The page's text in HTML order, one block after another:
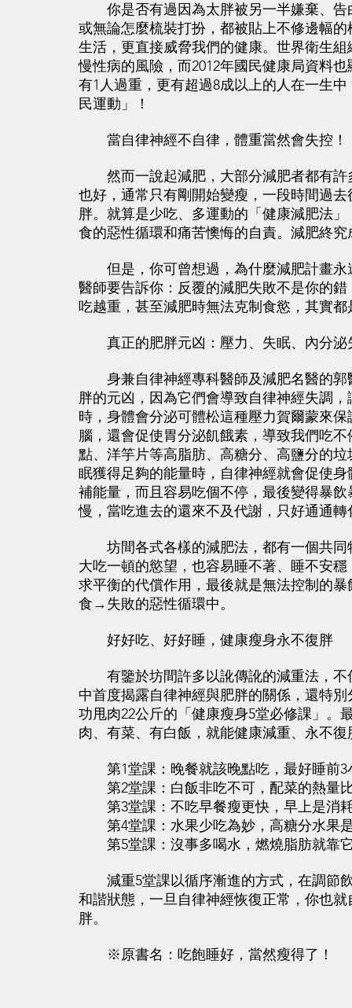
你是否有過因為太胖被另一半嫌棄、告
或無論怎麼梳裝打扮，都被貼上不修邊幅
生活，更直接威脅我們的健康。世界衛生
慢性病的風險，而2012年國民健康局資料
有1人過重，更有超過8成以上的人在一生
民運動」！
當自律神經不自律，體重當然會失控！
然而一說起減肥，大部分減肥者都有許
也好，通常只有剛開始變瘦，一段時間過
胖。就算是少吃、多運動的「健康減肥法
食的惡性循環和痛苦懊悔的自責。減肥終
但是，你可曾想過，為什麼減肥計畫永
醫師要告訴你：反覆的減肥失敗不是你的
吃越重，甚至減肥時無法克制食慾，其實
真正的肥胖元凶：壓力、失眠、內分泌
身兼自律神經專科醫師及減肥名醫的郭
胖的元凶，因為它們會導致自律神經失調
時，身體會分泌可體松這種壓力賀爾蒙來
腦，還會促使胃分泌飢餓素，導致我們吃
點、洋竽片等高脂肪、高糖分、高鹽分的
眠獲得足夠的能量時，自律神經就會促使
補能量，而且容易吃個不停，最後變得暴
慢，當吃進去的還來不及代謝，只好通通
坊間各式各樣的減肥法，都有一個共同
大吃一頓的慾望，也容易睡不著、睡不安
求平衡的代償作用，最後就是無法控制的
食→失敗的惡性循環中。
好好吃、好好睡，健康瘦身永不復胖
有鑒於坊間許多以訛傳訛的減重法，不
中首度揭露自律神經與肥胖的關係，還特
功甩肉22公斤的「健康瘦身5堂必修課」。
肉、有菜、有白飯，就能健康減重、永不復
第1堂課：晚餐就該晚點吃，最好睡前3
第2堂課：白飯非吃不可，配菜的熱量
第3堂課：不吃早餐瘦更快，早上是消
第4堂課：水果少吃為妙，高糖分水果
第5堂課：沒事多喝水，燃燒脂肪就靠
減重5堂課以循序漸進的方式，在調節
和諧狀態，一旦自律神經恢復正常，你也
胖。
※原書名：吃飽睡好，當然瘦得了！